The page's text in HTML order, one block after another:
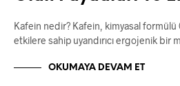
Kafein nedir? Kafein, kimyasal formülü
etkilere sahip uyandırıcı ergojenik bir
OKUMAYA DEVAM ET